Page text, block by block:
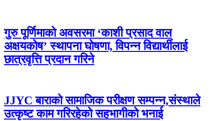
गुरु पूर्णिमाको अवसरमा ‘काशी प्रसाद वाल
अक्षयकोष’ स्थापना घोषणा, विपन्न विद्यार्थीलाई
छात्रवृत्ति प्रदान गरिने
JJYC बाराको सामाजिक परीक्षण सम्पन्न,संस्थाले
उत्कृष्ट काम गरिरहेको सहभागीको भनाई